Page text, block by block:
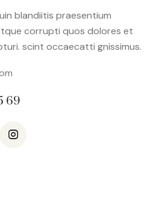
blandiitis praesentium
corrupti quos dolores et
scint occaecatti gnissimus.
69